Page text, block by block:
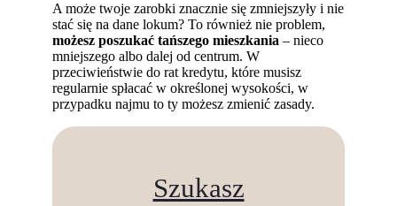
A może twoje zarobki znacznie się zmniejszyły i nie
stać się na dane lokum? To również nie problem,
możesz poszukać tańszego mieszkania – nieco
mniejszego albo dalej od centrum. W
przeciwieństwie do rat kredytu, które musisz
regularnie spłacać w określonej wysokości, w
przypadku najmu to ty możesz zmienić zasady.
Szukasz